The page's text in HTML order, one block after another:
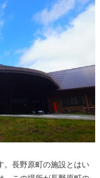
。長野原町の施設とはい